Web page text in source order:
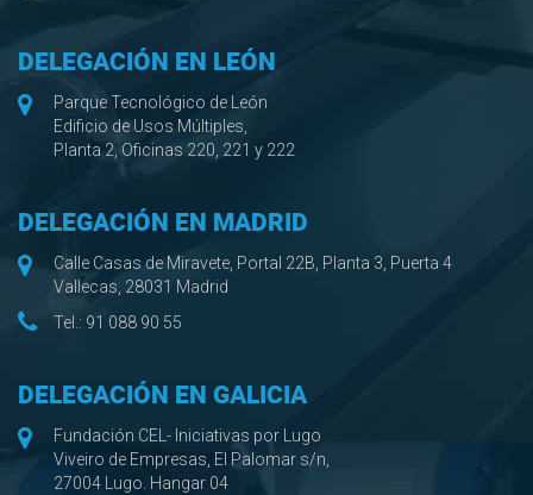
DELEGACIÓN EN LEÓN
Parque Tecnológico de León
Edificio de Usos Múltiples,
Planta 2, Oficinas 220, 221 y 222
DELEGACIÓN EN MADRID
Calle Casas de Miravete, Portal 22B, Planta 3, Puerta 4
Vallecas, 28031 Madrid
Tel.: 91 088 90 55
DELEGACIÓN EN GALICIA
Fundación CEL- Iniciativas por Lugo
Viveiro de Empresas, El Palomar s/n,
27004 Lugo. Hangar 04